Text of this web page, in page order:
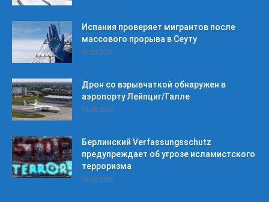
Испания проверяет мигрантов после
массового прорыва в Сеуту
06.08.2026
Дрон со взрывчаткой обнаружен в
аэропорту Лейпциг/Галле
06.08.2026
Берлинский Verfassungsschutz
предупреждает об угрозе исламистского
терроризма
06.08.2026